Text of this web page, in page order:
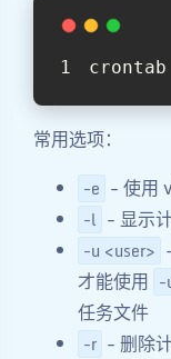
常用选项：
-e - 使用
-l - 显示
-u <user>
才能使用 -
任务文件
-r - 删除